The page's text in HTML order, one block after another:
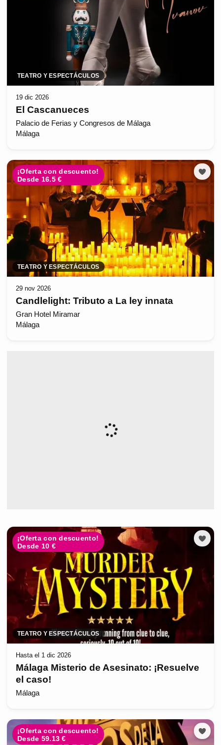
TEATRO Y ESPECTÁCULOS
19 dic 2026
El Cascanueces
Palacio de Ferias y Congresos de Málaga
Málaga
¡Oferta con descuento!
Desde 16.5 €
TEATRO Y ESPECTÁCULOS
29 nov 2026
Candlelight: Tributo a La ley innata
Gran Hotel Miramar
Málaga
¡Oferta con descuento!
Desde 10 €
TEATRO Y ESPECTÁCULOS
Hasta el 1 dic 2026
Málaga Misterio de Asesinato: ¡Resuelve
el caso!
Málaga
¡Oferta con descuento!
Desde 59.13 €